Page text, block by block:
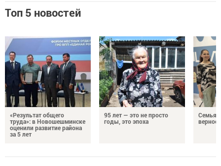
Топ 5 новостей
«Результат общего
труда»: в Новошешминске
оценили развитие района
за 5 лет
95 лет — это не просто
годы, это эпоха
Семья